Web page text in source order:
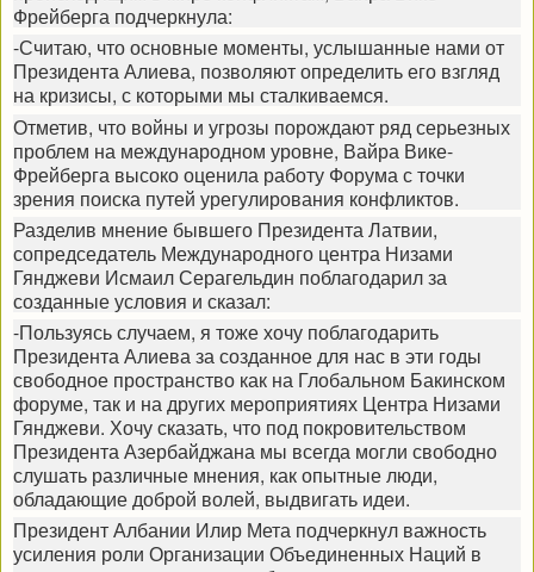
Фрейберга подчеркнула:
-Считаю, что основные моменты, услышанные нами от
Президента Алиева, позволяют определить его взгляд
на кризисы, с которыми мы сталкиваемся.
Отметив, что войны и угрозы порождают ряд серьезных
проблем на международном уровне, Вайра Вике-
Фрейберга высоко оценила работу Форума с точки
зрения поиска путей урегулирования конфликтов.
Разделив мнение бывшего Президента Латвии,
сопредседатель Международного центра Низами
Гянджеви Исмаил Серагельдин поблагодарил за
созданные условия и сказал:
-Пользуясь случаем, я тоже хочу поблагодарить
Президента Алиева за созданное для нас в эти годы
свободное пространство как на Глобальном Бакинском
форуме, так и на других мероприятиях Центра Низами
Гянджеви. Хочу сказать, что под покровительством
Президента Азербайджана мы всегда могли свободно
слушать различные мнения, как опытные люди,
обладающие доброй волей, выдвигать идеи.
Президент Албании Илир Мета подчеркнул важность
усиления роли Организации Объединенных Наций в